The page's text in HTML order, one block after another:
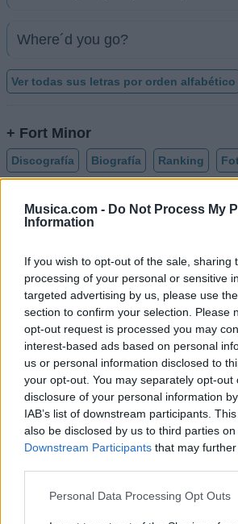
Musica.com - Do Not Process My
Information
If you wish to opt-out of the sale, sharing
processing of your personal or sensitive
targeted advertising by us, please use
section to confirm your selection. Please
opt-out request is processed you may
interest-based ads based on personal
us or personal information disclosed to
your opt-out. You may separately opt-out
disclosure of your personal information
IAB’s list of downstream participants.
also be disclosed by us to third parties on
Downstream Participants that may
Personal Data Processing Opt Outs
Where´d you go?
Ver todas sus letras por orden alfabético
+ Fort Minor
Discografía Biografía Ranking
Biografía de Fort Minor
Fort Minor: Una Mirada a la
Superestrella del Hip-Hop
Ranking de Fort Minor
Fort Minorno está entre los 500
apoyados y visitados de esta
¿Apoyar a Fort Minor?
0 0